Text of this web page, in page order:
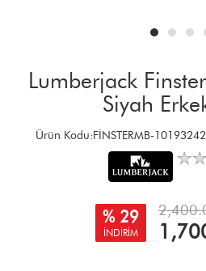
Lumberjack
Siyah
Ürün Kodu:FİNSTERMB-
% 29
İNDİRİM